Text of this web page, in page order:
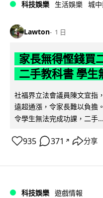
科技娛樂 生活娛樂 城
Lawton 1 日
家長無得慳錢買
二手教科書 學生
社福界立法會議員陳文宜指
遠超通漲，令家長難以負擔
令學生無法完成功課，二手...
935 371 ↗ 分享
科技娛樂 遊戲情報